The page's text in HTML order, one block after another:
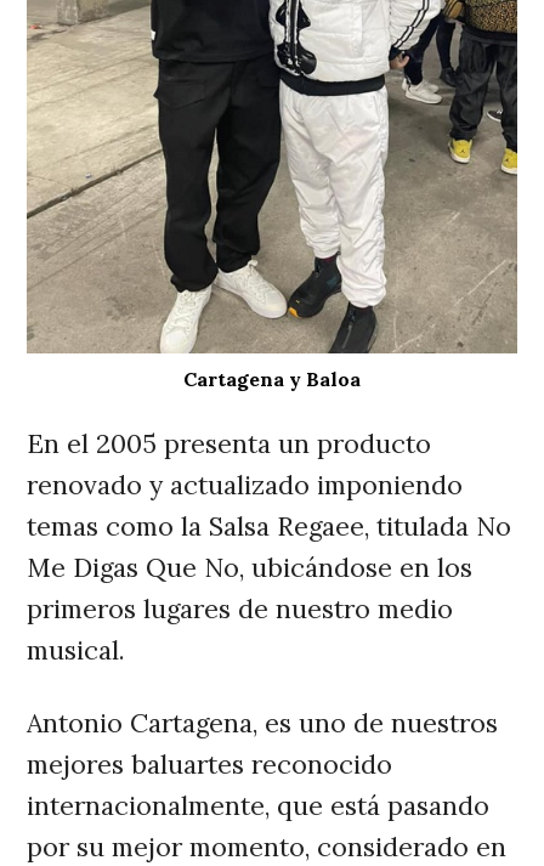
Cartagena y Baloa
En el 2005 presenta un producto
renovado y actualizado imponiendo
temas como la Salsa Regaee, titulada No
Me Digas Que No, ubicándose en los
primeros lugares de nuestro medio
musical.
Antonio Cartagena, es uno de nuestros
mejores baluartes reconocido
internacionalmente, que está pasando
por su mejor momento, considerado en